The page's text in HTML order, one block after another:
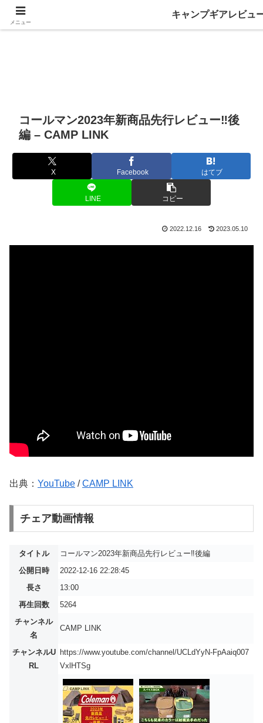
コールマン2023年新商品先行レビュー‼️後
編 – CAMP LINK
X Facebook はてブ
LINE コピー
2022.12.16 2023.05.10
出典： YouTube /CAMP LINK
チェア動画情報
タイトル
コールマン2023年新商品先行レビュー‼️後編
公開日時
2022-12-16 22:28:45
長さ
13:00
再生回数
5264
チャンネル
名
CAMP LINK
チャンネルU
RL
https://www.youtube.com/channel/UCLdYyN-FpAaiq007
VxlHTSg
メニュー
キャンプギアレビュ